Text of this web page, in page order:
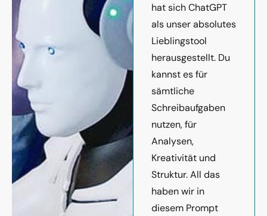
hat sich ChatGPT
als unser absolutes
Lieblingstool
herausgestellt. Du
kannst es für
sämtliche
Schreibaufgaben
nutzen, für
Analysen,
Kreativität und
Struktur. All das
haben wir in
diesem Prompt